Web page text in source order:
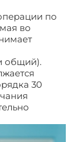
по
во
общий).
30